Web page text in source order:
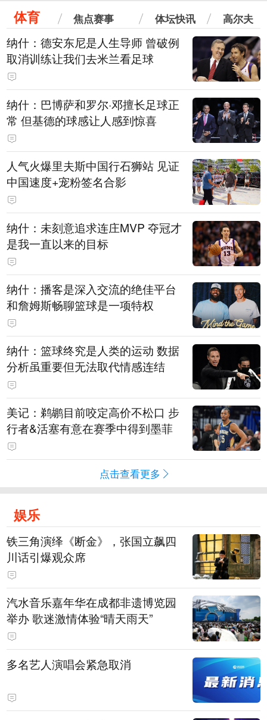
体育 焦点赛事 体坛快讯 高尔夫
纳什：德安东尼是人生导师 曾破例
取消训练让我们去米兰看足球
纳什：巴博萨和罗尔·邓擅长足球正
常 但基德的球感让人感到惊喜
人气火爆里夫斯中国行石狮站 见证
中国速度+宠粉签名合影
纳什：未刻意追求连庄MVP 夺冠才
是我一直以来的目标
纳什：播客是深入交流的绝佳平台
和詹姆斯畅聊篮球是一项特权
纳什：篮球终究是人类的运动 数据
分析虽重要但无法取代情感连结
美记：鹈鹕目前咬定高价不松口 步
行者&活塞有意在赛季中得到墨菲
点击查看更多
娱乐
铁三角演绎《断金》，张国立飙四
川话引爆观众席
汽水音乐嘉年华在成都非遗博览园
举办 歌迷激情体验“晴天雨天”
多名艺人演唱会紧急取消